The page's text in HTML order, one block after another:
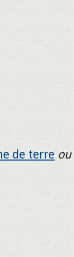
de terre